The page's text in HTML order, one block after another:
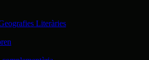
Literàries